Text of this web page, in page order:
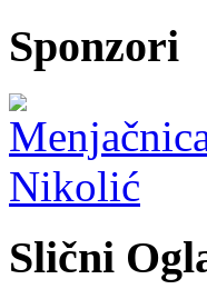
Sponzori
Slični